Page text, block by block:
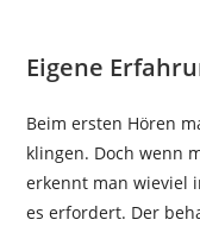
Eigene
Beim ersten Hören
klingen. Doch wenn
erkennt man wieviel
es erfordert. Der